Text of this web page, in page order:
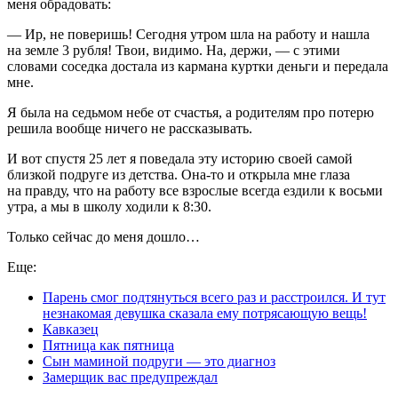
меня обрадовать:
— Ир, не поверишь! Сегодня утром шла на работу и нашла
на земле 3 рубля! Твои, видимо. На, держи, — с этими
словами соседка достала из кармана куртки деньги и передала
мне.
Я была на седьмом небе от счастья, а родителям про потерю
решила вообще ничего не рассказывать.
И вот спустя 25 лет я поведала эту историю своей самой
близкой подруге из детства. Она-то и открыла мне глаза
на правду, что на работу все взрослые всегда ездили к восьми
утра, а мы в школу ходили к 8:30.
Только сейчас до меня дошло…
Еще:
Парень смог подтянуться всего раз и расстроился. И тут
незнакомая девушка сказала ему потрясающую вещь!
Кавказец
Пятница как пятница
Сын маминой подруги — это диагноз
Замерщик вас предупреждал